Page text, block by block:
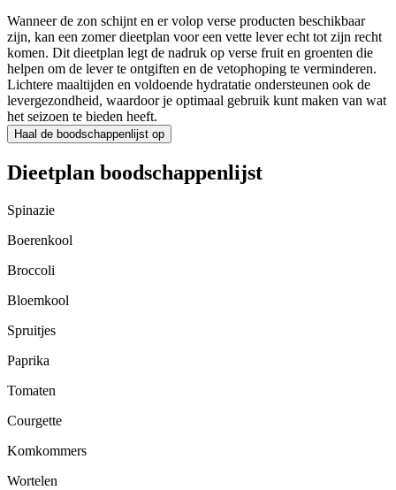
Wanneer de zon schijnt en er volop verse producten beschikbaar
zijn, kan een zomer dieetplan voor een vette lever echt tot zijn recht
komen. Dit dieetplan legt de nadruk op verse fruit en groenten die
helpen om de lever te ontgiften en de vetophoping te verminderen.
Lichtere maaltijden en voldoende hydratatie ondersteunen ook de
levergezondheid, waardoor je optimaal gebruik kunt maken van wat
het seizoen te bieden heeft.
Haal de boodschappenlijst op
Dieetplan boodschappenlijst
Spinazie
Boerenkool
Broccoli
Bloemkool
Spruitjes
Paprika
Tomaten
Courgette
Komkommers
Wortelen